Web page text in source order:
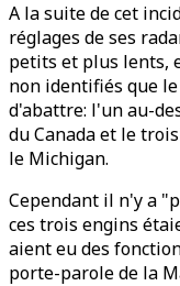
A la suite de cet
réglages de ses
petits et plus lents,
non identifiés que
d'abattre: l'un au-
du Canada et le
le Michigan.
Cependant il n'y a
ces trois engins
aient eu des
porte-parole de la